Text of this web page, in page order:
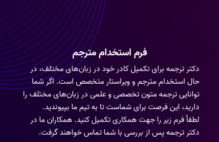
فرم استخدام مترجم
دکتر ترجمه برای تکمیل کادر خود در زبان‌های مختلف، در
حال استخدام مترجم و ویراستار متخصص است. اگر شما
توانایی ترجمه متون تخصصی و علمی در زبان‌های مختلف را
دارید، این فرصت برای شماست تا به تیم ما بپیوندید.
لطفاً فرم زیر را جهت همکاری تکمیل کنید. همکاران ما در
دکتر ترجمه پس از بررسی با شما تماس خواهند گرفت.